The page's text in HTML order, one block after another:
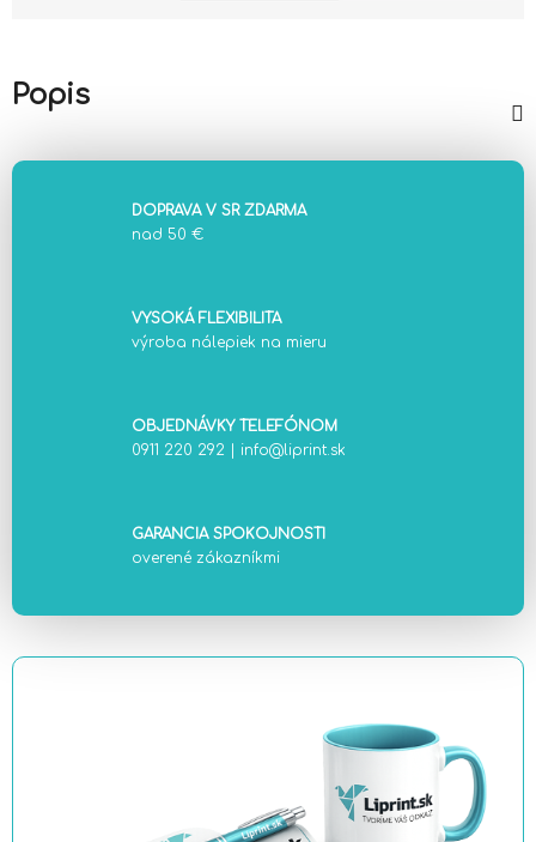
Popis
DOPRAVA V SR ZDARMA
nad 50 €
VYSOKÁ FLEXIBILITA
výroba nálepiek na mieru
OBJEDNÁVKY TELEFÓNOM
0911 220 292
info@liprint.sk
GARANCIA SPOKOJNOSTI
overené zákazníkmi